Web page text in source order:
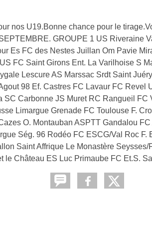
nos U19.Bonne chance pour le
GROUPE 1 US Riveraine
Es FC des Nestes Juillan Om Pavie
FC Saint Girons Ent. La Varilhoise S
Lescure AS Marssac Srdt Saint
98 Ef. Castres FC Lavaur FC Revel
Carbonne JS Muret RC Rangueil FC
Limargue Grenade FC Toulouse F.
O. Montauban ASPTT Gandalou
Ség. 96 Rodéo FC ESCG/Val Roc
Saint Affrique Le Monastère
Château ES Luc Primaube FC Et.S.